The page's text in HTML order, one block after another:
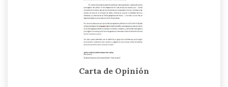
Carta de Opinión